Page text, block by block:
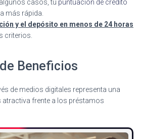
casos, tu puntuación de crédito
más rápida.
y el depósito en menos de 24 horas
criterios.
Beneficios
de medios digitales representa una
atractiva frente a los préstamos